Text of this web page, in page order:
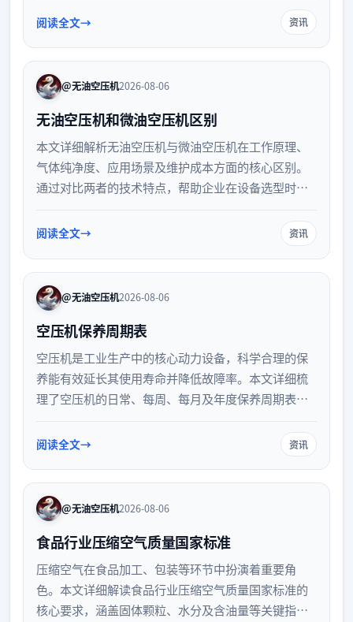
验证策略，帮助企业建立完善的压缩空气质量管理体
阅读全文 资讯
@无油空压机2026-08-06
无油空压机和微油空压机区别
本文详细解析无油空压机与微油空压机在工作原理、
气体纯净度、应用场景及维护成本方面的核心区别。
通过对比两者的技术特点，帮助企业在设备选型时明
现高效节能运行。
阅读全文 资讯
@无油空压机2026-08-06
空压机保养周期表
空压机是工业生产中的核心动力设备，科学合理的保
养能有效延长其使用寿命并降低故障率。本文详细梳
理了空压机的日常、每周、每月及年度保养周期表，
助设备管理人员制定规范的维护计划，确保设备高效
阅读全文 资讯
@无油空压机2026-08-06
食品行业压缩空气质量国家标准
压缩空气在食品加工、包装等环节中扮演着重要角
色。本文详细解读食品行业压缩空气质量国家标准的
核心要求，涵盖固体颗粒、水分及含油量等关键指